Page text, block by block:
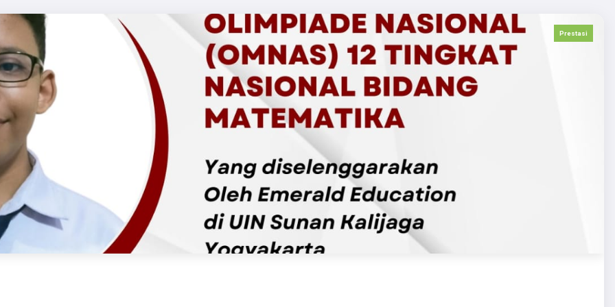
Prestasi